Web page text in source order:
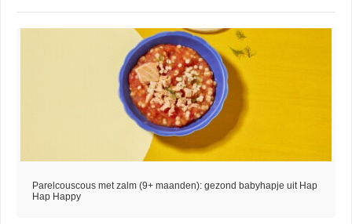
Parelcouscous met zalm (9+ maanden): gezond babyhapje uit Hap
Hap Happy